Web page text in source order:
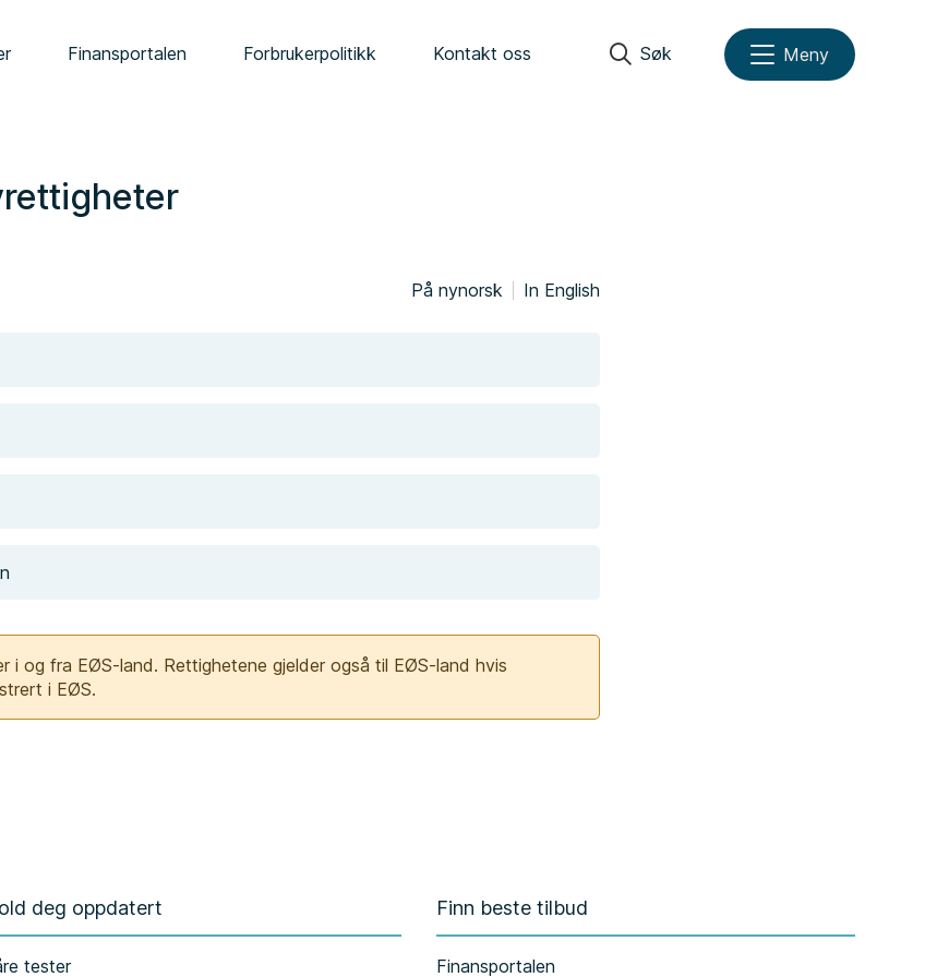
Finansportalen Forbrukerpolitikk Kontakt oss Søk Meny
På nynorsk In English
i og fra EØS-land. Rettighetene gjelder også til EØS-land hvis
i EØS.
deg oppdatert
tester
Finn beste tilbud
Finansportalen